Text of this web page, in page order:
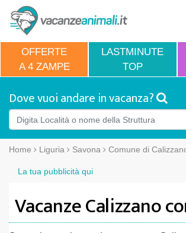
OFFERTE
A 4 ZAMPE
LASTMINUTE
TOP
Dove vuoi andare in vacanza?
Home Liguria Savona Comune di
La tua pubblicità qui
Vacanze Calizzano